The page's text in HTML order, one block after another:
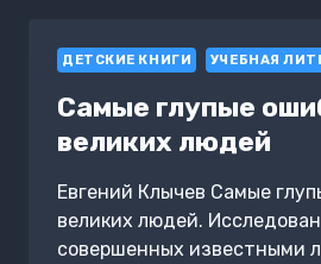
ДЕТСКИЕ КНИГИ УЧЕБНАЯ
Самые глупые
великих людей
Евгений Клычев Самые
великих людей.
совершенных известными